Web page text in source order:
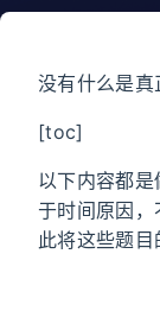
没有什么是
[toc]
以下内容都
于时间原因，
此将这些题目